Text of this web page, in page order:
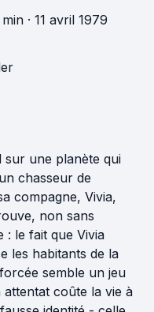
min · 11 avril 1979
une planète qui
chasseur de
compagne, Vivia,
non sans
: le fait que Vivia
les habitants de la
semble un jeu
attentat coûte la vie à